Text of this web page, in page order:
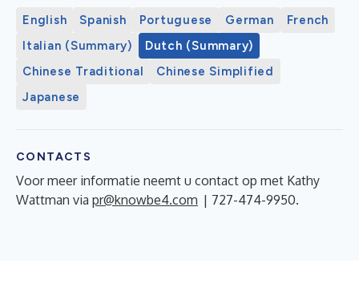
English Spanish Portuguese German
French
Italian (Summary)
Dutch (Summary)
Chinese Traditional
Chinese Simplified
Japanese
CONTACTS
Voor meer informatie neemt u contact op met Kathy
Wattman via pr@knowbe4.com | 727-474-9950.